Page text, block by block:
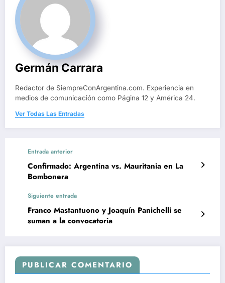
Germán Carrara
Redactor de SiempreConArgentina.com. Experiencia en
medios de comunicación como Página 12 y América 24.
Ver Todas Las Entradas
Entrada anterior
Confirmado: Argentina vs. Mauritania en La
Bombonera
Siguiente entrada
Franco Mastantuono y Joaquín Panichelli se
suman a la convocatoria
PUBLICAR COMENTARIO